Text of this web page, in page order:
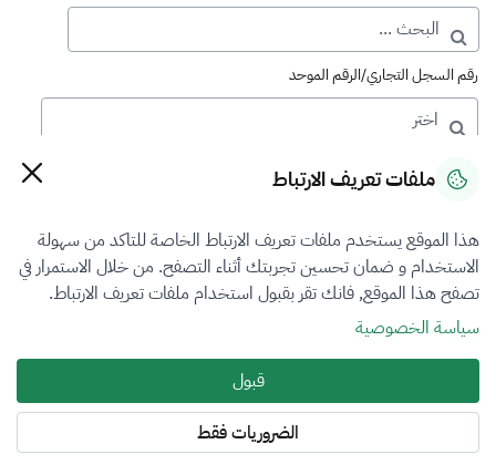
رقم السجل التجاري/الرقم الموحد
رقم الترخيص
التصنيف
VFR3
فرع التقييم
ملفات تعريف الارتباط
هذا الموقع يستخدم ملفات تعريف الارتباط الخاصة للتاكد من سهولة
الاستخدام و ضمان تحسين تجربتك أثناء التصفح. من خلال الاستمرار في
تصفح هذا الموقع, فانك تقر بقبول استخدام ملفات تعريف الارتباط.
سياسة الخصوصية
قبول
الضروريات فقط